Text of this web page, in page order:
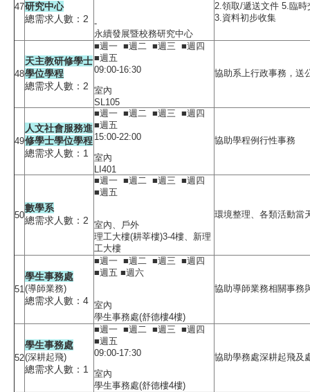
47研究中心
總需求人數：2 -
永續發展暨校務研究中心
2.領取/遞送文件 5.臨時
3.資料初步收集
48
天主教研修學士
學位學程
總需求人數：2
■週一 ■週二 ■週三 ■週四
■週五
09:00-16:30
室內
SL105
協助系上行政事務，送
49
人文社會服務進
修學士學位學程
總需求人數：1
■週一 ■週二 ■週三 ■週四
■週五
15:00-22:00
室內
LI401
協助學程例行性事務
50
數學系
總需求人數：2
■週一 ■週二 ■週三 ■週四
■週五
室內、戶外
理工大樓(耕莘樓)3-4樓、新理
工大樓
環境整理、各類活動當
51
學生事務處
(導師業務)
總需求人數：4
■週一 ■週二 ■週三 ■週四
■週五 ■週六
室內
學生事務處(舒德樓4樓)
協助導師業務相關事務
52
學生事務處
(深耕起飛)
總需求人數：1
■週一 ■週二 ■週三 ■週四
■週五
09:00-17:30
室內
學生事務處(舒德樓4樓)
協助學務處深耕起飛及